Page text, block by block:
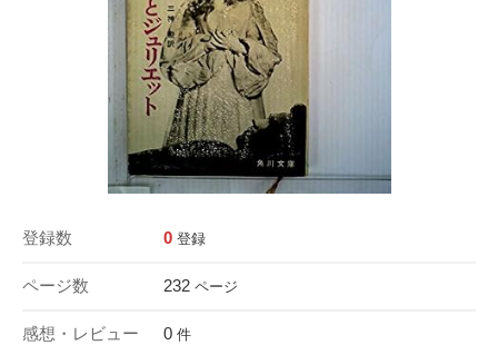
登録数 0 登録
ページ数 232 ページ
感想・レビュー 0 件